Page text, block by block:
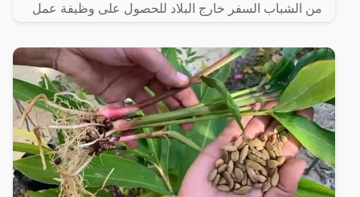
من الشباب السفر خارج البلاد للحصول على وظيفة عمل